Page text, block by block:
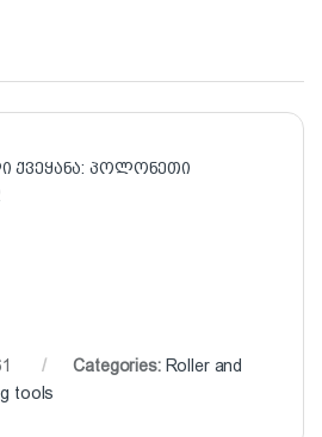
ქვეყანა: პოლონეთი
Categories: Roller and
tools